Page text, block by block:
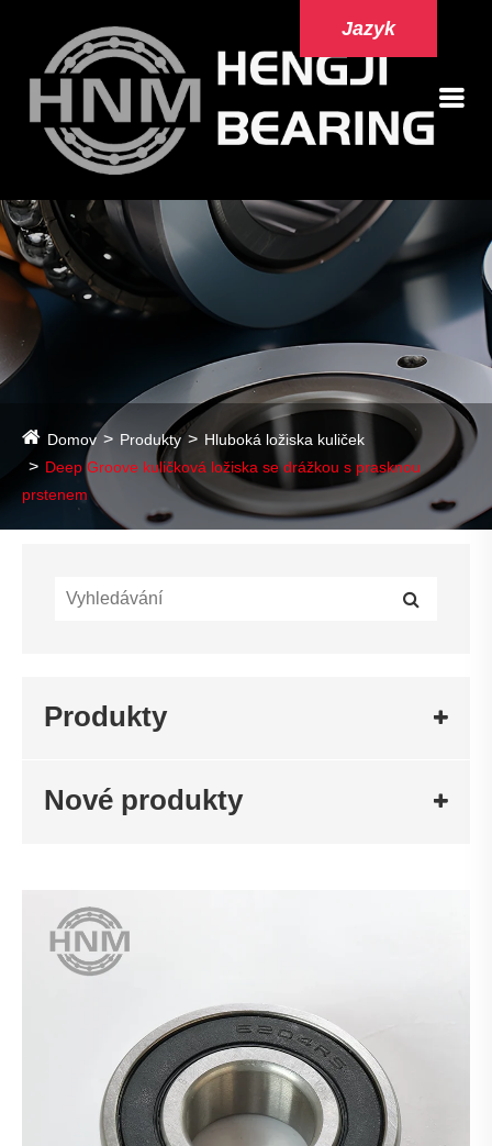
Jazyk
Domov Produkty
Hluboká ložiska kuliček
Deep Groove kuličková ložiska se drážkou s prasknou
prstenem
Produkty
Nové produkty